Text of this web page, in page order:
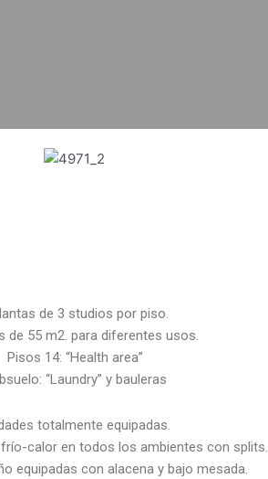
de 3 studios por piso.
de 55 m2. para diferentes usos.
Pisos 14: “Health area”
“Laundry” y bauleras
totalmente equipadas.
calor en todos los ambientes con splits.
equipadas con alacena y bajo mesada.